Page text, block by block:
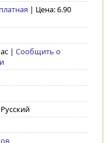
| Цена: 6.90
| Сообщить о